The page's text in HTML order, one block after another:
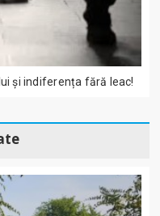
și indiferența fără leac!